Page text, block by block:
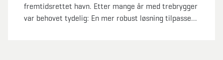
fremtidsrettet havn. Etter mange år med trebrygger
var behovet tydelig: En mer robust løsning tilpasset